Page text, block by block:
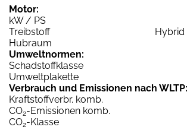
Motor:
kW / PS
Treibstoff
Hybrid
Hubraum
Umweltnormen:
Schadstoffklasse
Umweltplakette
Verbrauch und Emissionen nach WLTP:
Kraftstoffverbr. komb.
CO2-Emissionen komb.
CO2-Klasse